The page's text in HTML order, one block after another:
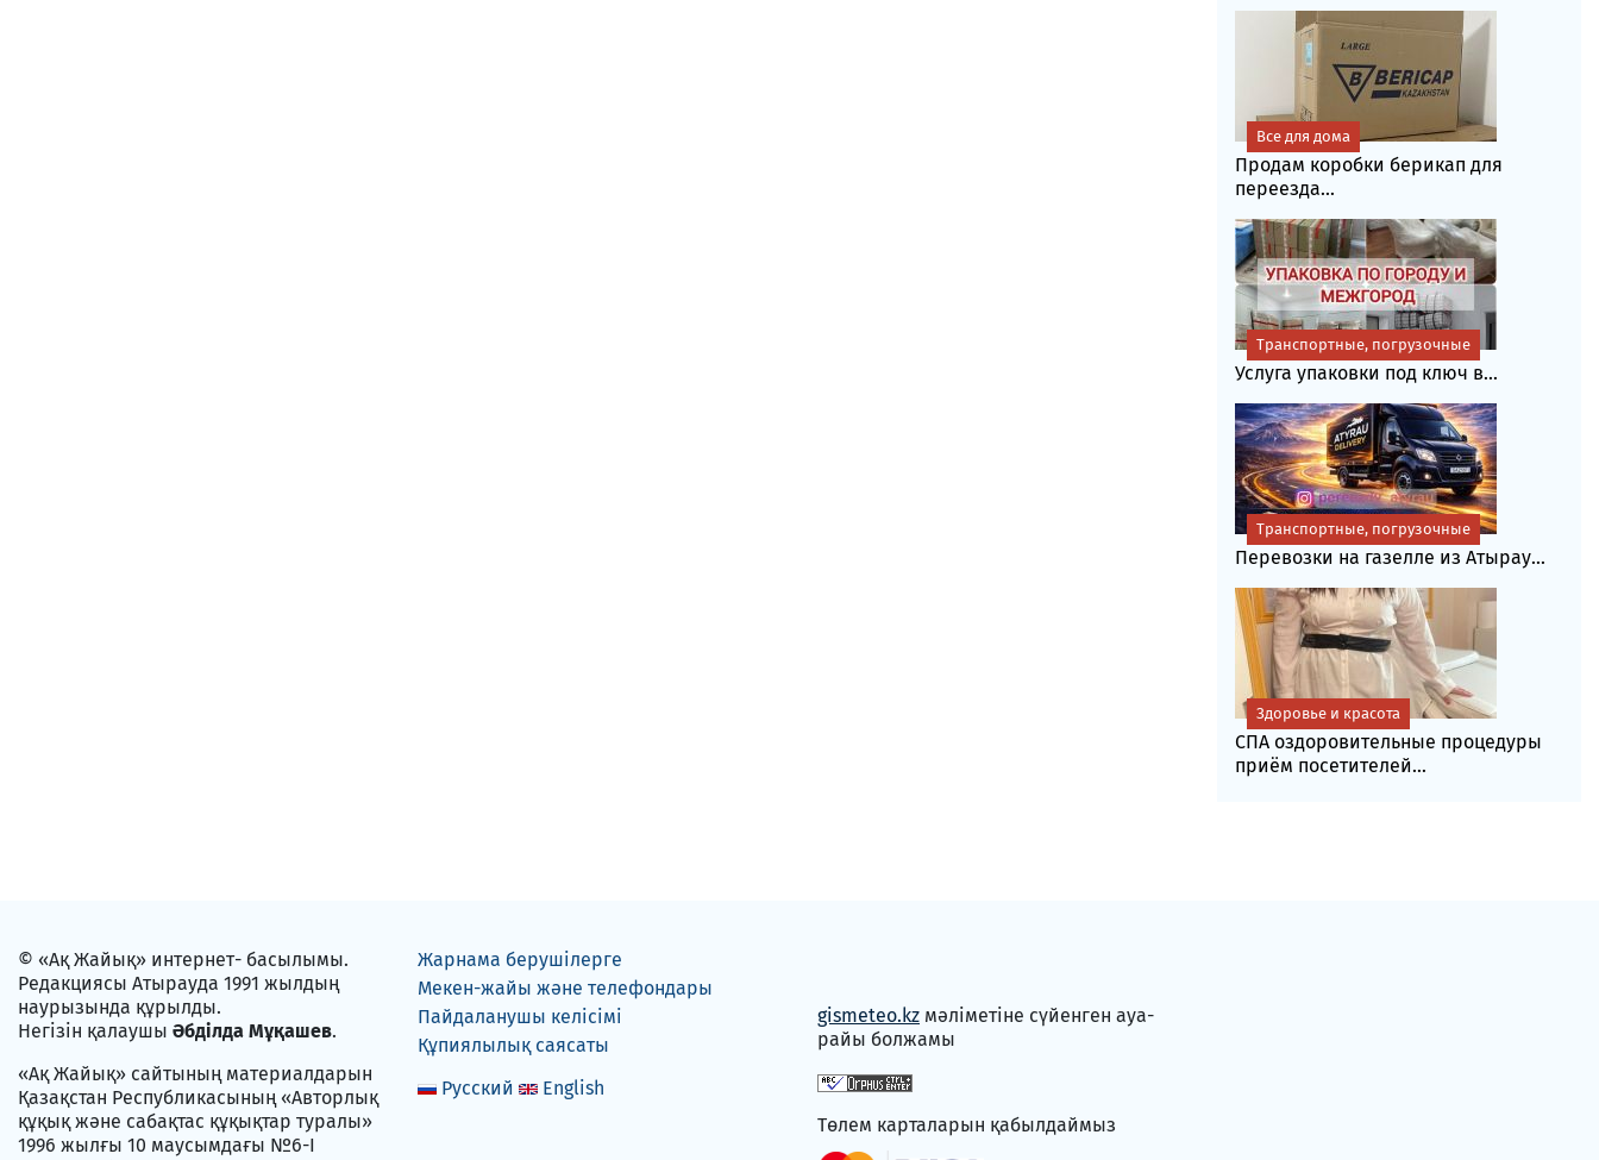
Продам коробки берикап для
переезда...
Все для дома
Услуга упаковки под ключ в...
Транспортные, погрузочные
Перевозки на газелле из Атырау...
Транспортные, погрузочные
СПА оздоровительные процедуры
приём посетителей...
Здоровье и красота
© «Ақ Жайық» интернет- басылымы.
Редакциясы Атырауда 1991 жылдың
наурызында құрылды.
Негізін қалаушы Әбділда Мұқашев.
«Ақ Жайық» сайтының материалдарын
Қазақстан Республикасының «Авторлық
құқық және сабақтас құқықтар туралы»
1996 жылғы 10 маусымдағы №6-I
Жарнама берушілерге
Мекен-жайы және телефондары
Пайдаланушы келісімі
Құпиялылық саясаты
Русский
English
gismeteo.kz мәліметіне сүйенген ауа-
райы болжамы
Төлем карталарын қабылдаймыз